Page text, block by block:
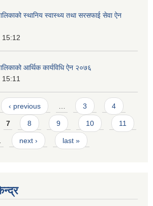
स्थानिय स्वास्थ्य तथा सरसफाई सेवा ऐन
15:12
आर्थिक कार्यविधि ऐन २०७६
‹ previous 3 4
7 8 9 10 11
next › last »